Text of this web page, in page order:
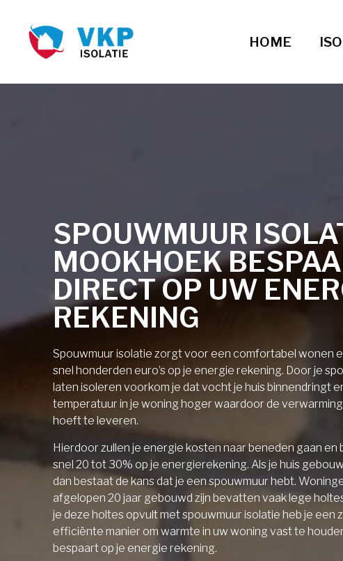
HOME
SPOUWMUUR
MOOKHOEK
DIRECT OP UW
REKENING
Spouwmuur isolatie zorgt voor een comfortabel wonen
snel honderden euro’s op je energie rekening. Door je
laten isoleren voorkom je dat vocht je huis binnendringt
temperatuur in je woning hoger waardoor de
hoeft te leveren.
Hierdoor zullen je energie kosten naar beneden gaan en
snel 20 tot 30% op je energierekening. Als je huis
dan bestaat de kans dat je een spouwmuur hebt.
afgelopen 20 jaar gebouwd zijn bevatten vaak lege
je deze holtes opvult met spouwmuur isolatie heb je een
efficiënte manier om warmte in uw woning vast te
bespaart op je energie rekening.